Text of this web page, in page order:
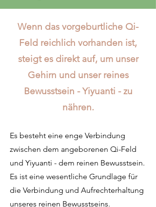
Wenn das vorgeburtliche Qi-
Feld reichlich vorhanden ist,
steigt es direkt auf, um unser
Gehirn und unser reines
Bewusstsein - Yiyuanti - zu
nähren.
Es besteht eine enge Verbindung
zwischen dem angeborenen Qi-Feld
und Yiyuanti - dem reinen Bewusstsein.
Es ist eine wesentliche Grundlage für
die Verbindung und Aufrechterhaltung
unseres reinen Bewusstseins.